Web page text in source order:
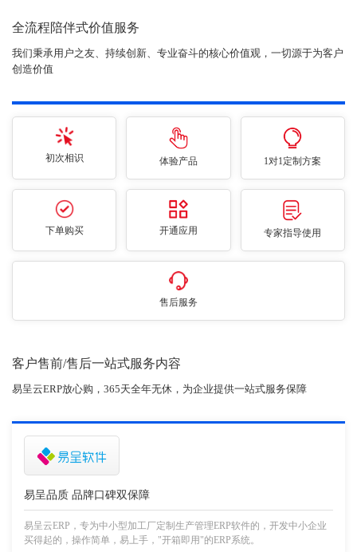
全流程陪伴式价值服务
我们秉承用户之友、持续创新、专业奋斗的核心价值观，一切源于为客户
创造价值
初次相识 体验产品 1对1定制方案
下单购买 开通应用 专家指导使用
售后服务
客户售前/售后一站式服务内容
易呈云ERP放心购，365天全年无休，为企业提供一站式服务保障
易呈品质 品牌口碑双保障
易呈云ERP，专为中小型加工厂定制生产管理ERP软件的，开发中小企业
买得起的，操作简单，易上手，"开箱即用"的ERP系统。